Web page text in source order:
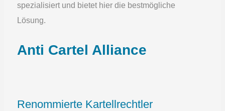
spezialisiert und bietet hier die bestmögliche
Lösung.
Anti Cartel Alliance
Renommierte Kartellrechtler